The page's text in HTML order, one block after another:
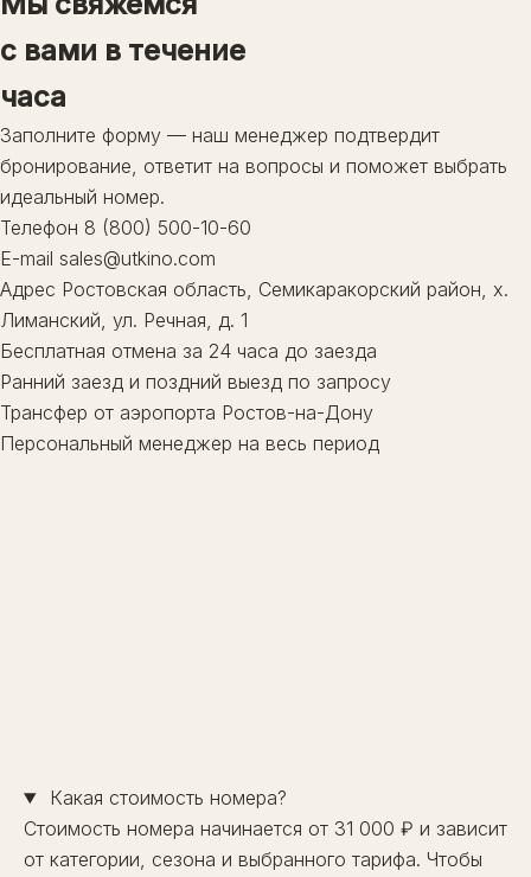
Гастрономия
Банный комплекс
Локации
ЗАБРОНИРОВАТЬ
8 (800) 500-10-60
Ростовская область, Семикаракорский район,
х. Лиманский, ул. Речная, д. 1
с вами в течение
часа
Заполните форму — наш менеджер подтвердит
бронирование, ответит на вопросы и поможет выбрать
идеальный номер.
Телефон 8 (800) 500-10-60
E-mail sales@utkino.com
Адрес Ростовская область, Семикаракорский район, х.
Лиманский, ул. Речная, д. 1
Бесплатная отмена за 24 часа до заезда
Ранний заезд и поздний выезд по запросу
Трансфер от аэропорта Ростов-на-Дону
Персональный менеджер на весь период
Какая стоимость номера?
Стоимость номера начинается от 31 000 ₽ и зависит
от категории, сезона и выбранного тарифа. Чтобы